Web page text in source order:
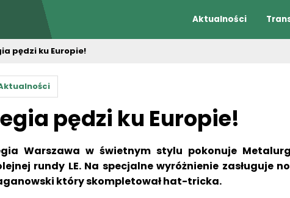
Aktualności
pędzi ku Europie!
pędzi ku Europie!
Warszawa w świetnym stylu pokonuje
rundy LE. Na specjalne wyróżnienie zasługuje
który skompletował hat-tricka.